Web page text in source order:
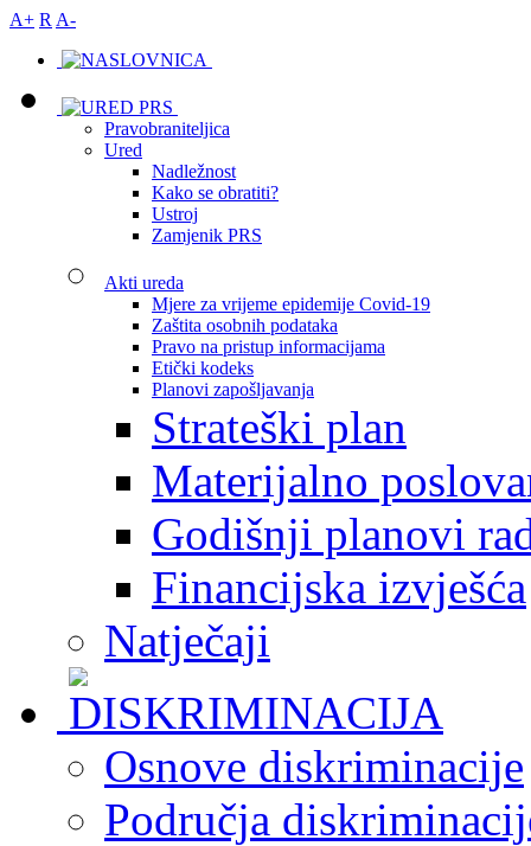
A+ R A-
Pravobraniteljica
Ured
Nadležnost
Kako se obratiti?
Ustroj
Zamjenik PRS
Akti ureda
Mjere za vrijeme epidemije Covid-19
Zaštita osobnih podataka
Pravo na pristup informacijama
Etički kodeks
Planovi zapošljavanja
Strateški plan
Materijalno
Godišnji planovi
Financijska izvješća
Natječaji
Osnove diskriminacije
Područja